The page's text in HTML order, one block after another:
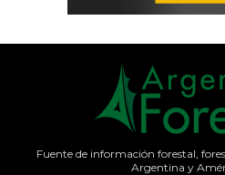
Fuente de información forestal,
Argentina y